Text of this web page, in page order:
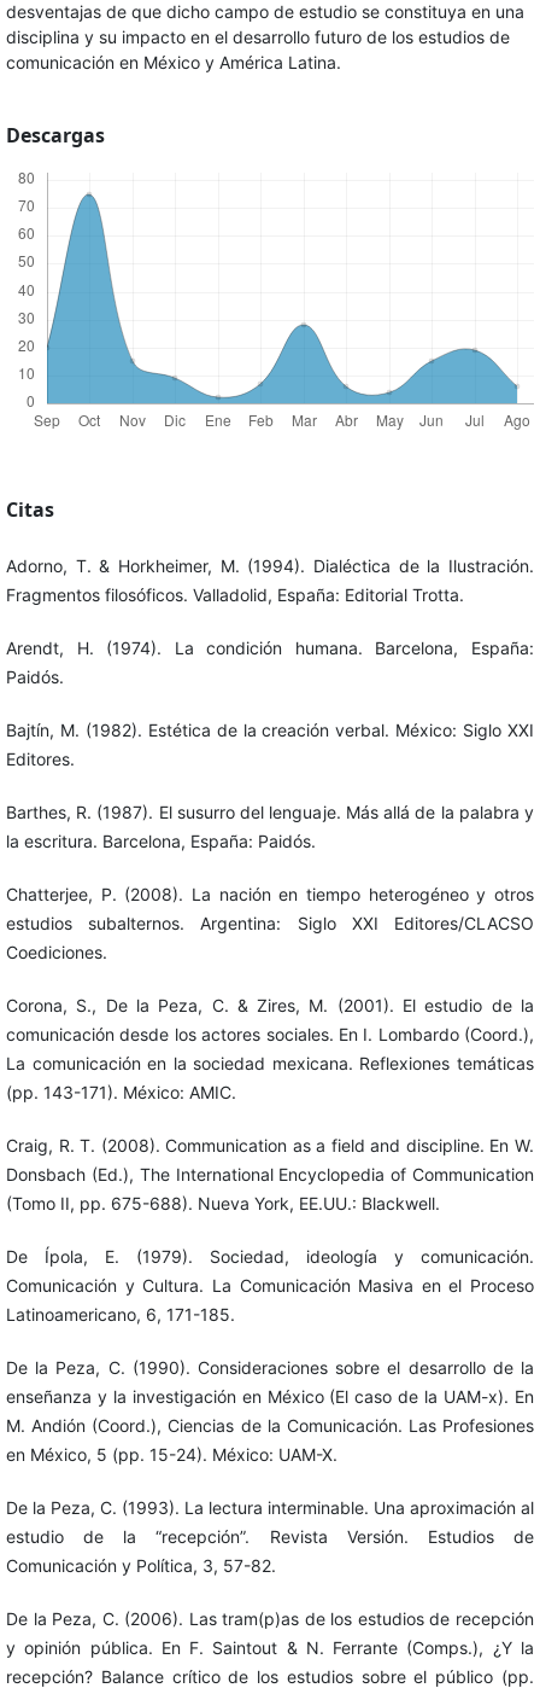
desventajas de que dicho campo de estudio se constituya en una
disciplina y su impacto en el desarrollo futuro de los estudios de
comunicación en México y América Latina.
Descargas
Citas
Adorno, T. & Horkheimer, M. (1994). Dialéctica de la Ilustración.
Fragmentos filosóficos. Valladolid, España: Editorial Trotta.
Arendt, H. (1974). La condición humana. Barcelona, España:
Paidós.
Bajtín, M. (1982). Estética de la creación verbal. México: Siglo XXI
Editores.
Barthes, R. (1987). El susurro del lenguaje. Más allá de la palabra y
la escritura. Barcelona, España: Paidós.
Chatterjee, P. (2008). La nación en tiempo heterogéneo y otros
estudios subalternos. Argentina: Siglo XXI Editores/CLACSO
Coediciones.
Corona, S., De la Peza, C. & Zires, M. (2001). El estudio de la
comunicación desde los actores sociales. En I. Lombardo (Coord.),
La comunicación en la sociedad mexicana. Reflexiones temáticas
(pp. 143-171). México: AMIC.
Craig, R. T. (2008). Communication as a field and discipline. En W.
Donsbach (Ed.), The International Encyclopedia of Communication
(Tomo II, pp. 675-688). Nueva York, EE.UU.: Blackwell.
De Ípola, E. (1979). Sociedad, ideología y comunicación.
Comunicación y Cultura. La Comunicación Masiva en el Proceso
Latinoamericano, 6, 171-185.
De la Peza, C. (1990). Consideraciones sobre el desarrollo de la
enseñanza y la investigación en México (El caso de la UAM-x). En
M. Andión (Coord.), Ciencias de la Comunicación. Las Profesiones
en México, 5 (pp. 15-24). México: UAM-X.
De la Peza, C. (1993). La lectura interminable. Una aproximación al
estudio de la “recepción”. Revista Versión. Estudios de
Comunicación y Política, 3, 57-82.
De la Peza, C. (2006). Las tram(p)as de los estudios de recepción
y opinión pública. En F. Saintout & N. Ferrante (Comps.), ¿Y la
recepción? Balance crítico de los estudios sobre el público (pp.